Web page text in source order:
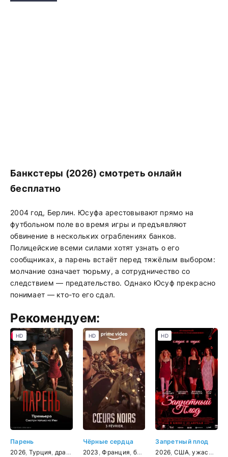
Банкстеры (2026) смотреть онлайн
бесплатно
2004 год, Берлин. Юсуфа арестовывают прямо на
футбольном поле во время игры и предъявляют
обвинение в нескольких ограблениях банков.
Полицейские всеми силами хотят узнать о его
сообщниках, а парень встаёт перед тяжёлым выбором:
молчание означает тюрьму, а сотрудничество со
следствием — предательство. Однако Юсуф прекрасно
понимает — кто-то его сдал.
Рекомендуем:
Парень
2026 Турция драма
HD
Чёрные сердца
2023 ,Франция боевик ,триллер,драма,
HD
Запретный плод
2026 США,ужасы ,
HD